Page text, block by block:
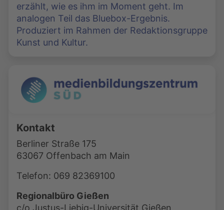
erzählt, wie es ihm im Moment geht. Im
analogen Teil das Bluebox-Ergebnis.
Produziert im Rahmen der Redaktionsgruppe
Kunst und Kultur.
Kontakt
Berliner Straße 175
63067 Offenbach am Main
Telefon: 069 82369100
Regionalbüro Gießen
c/o Justus-Liebig-Universität Gießen